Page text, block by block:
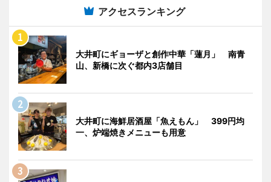
アクセスランキング
大井町にギョーザと創作中華「蓮月」 南青
山、新橋に次ぐ都内3店舗目
大井町に海鮮居酒屋「魚えもん」 399円均
一、炉端焼きメニューも用意